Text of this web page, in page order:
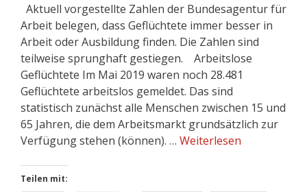
Aktuell vorgestellte Zahlen der Bundesagentur für
Arbeit belegen, dass Geflüchtete immer besser in
Arbeit oder Ausbildung finden. Die Zahlen sind
teilweise sprunghaft gestiegen. Arbeitslose
Geflüchtete Im Mai 2019 waren noch 28.481
Geflüchtete arbeitslos gemeldet. Das sind
statistisch zunächst alle Menschen zwischen 15 und
65 Jahren, die dem Arbeitsmarkt grundsätzlich zur
Verfügung stehen (können). … Weiterlesen
Teilen mit: